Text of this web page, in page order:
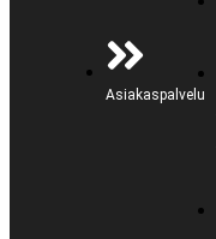
Asiakaspalvelu